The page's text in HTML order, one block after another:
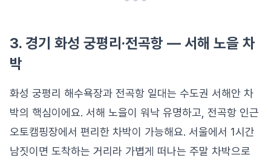
3. 경기 화성 궁평리·전곡항 — 서해 노을 차
박
화성 궁평리 해수욕장과 전곡항 일대는 수도권 서해안 차
박의 핵심이에요. 서해 노을이 워낙 유명하고, 전곡항 인근
오토캠핑장에서 편리한 차박이 가능해요. 서울에서 1시간
남짓이면 도착하는 거리라 가볍게 떠나는 주말 차박으로